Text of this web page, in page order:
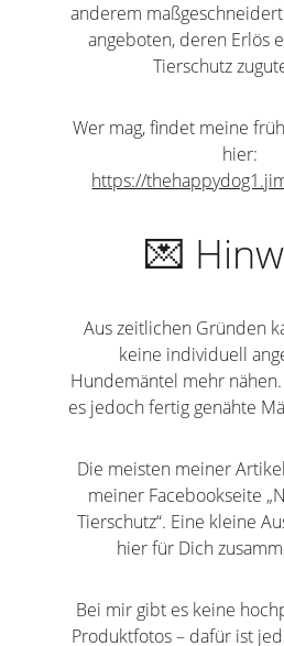
anderem
angeboten, deren Erlös
Tierschutz
Wer mag, findet meine
hier:
https://
💌
Aus zeitlichen Gründen
keine individuell
Hundemäntel mehr
es jedoch fertig genähte
Die meisten meiner
meiner Facebookseite
Tierschutz“. Eine kleine
hier für Dich
Bei mir gibt es keine
Produktfotos – dafür ist